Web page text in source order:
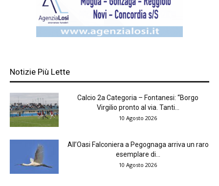
Notizie Più Lette
Calcio 2a Categoria – Fontanesi: “Borgo
Virgilio pronto al via. Tanti...
10 Agosto 2026
All’Oasi Falconiera a Pegognaga arriva un raro
esemplare di...
10 Agosto 2026